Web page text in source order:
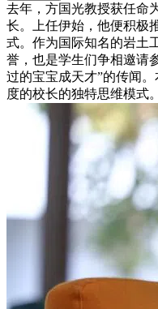
去年，方国光教授获任命
长。上任伊始，他便积极
式。作为国际知名的岩土
誉，也是学生们争相邀请
过的宝宝成天才”的传闻
度的校长的独特思维模式。